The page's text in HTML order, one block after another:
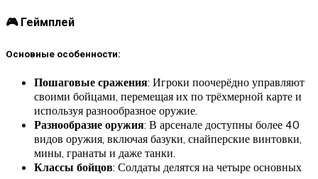
🎮 Геймплей
Основные особенности:
Пошаговые сражения: Игроки поочерёдно управляют
своими бойцами, перемещая их по трёхмерной карте и
используя разнообразное оружие.
Разнообразие оружия: В арсенале доступны более 40
видов оружия, включая базуки, снайперские винтовки,
мины, гранаты и даже танки.
Классы бойцов: Солдаты делятся на четыре основных